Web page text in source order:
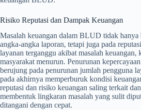
Risiko Reputasi dan Dampak Keuangan
Masalah keuangan dalam BLUD tidak hanya
angka-angka laporan, tetapi juga pada
layanan terganggu akibat masalah keuangan,
masyarakat menurun. Penurunan
berujung pada penurunan jumlah pengguna
pada akhirnya memperburuk kondisi
reputasi dan risiko keuangan saling terkait
membentuk lingkaran masalah yang sulit
ditangani dengan cepat.